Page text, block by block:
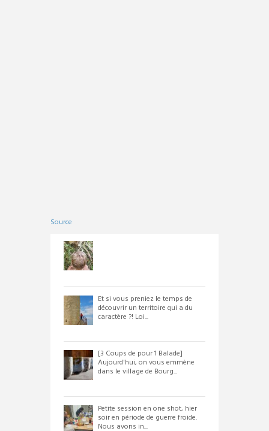
Source
Et si vous preniez le temps de
découvrir un territoire qui a du
caractère ?! Loi...
[3 Coups de pour 1 Balade]
Aujourd'hui, on vous emmène
dans le village de Bourg...
Petite session en one shot, hier
soir en période de guerre froide.
Nous avons in...